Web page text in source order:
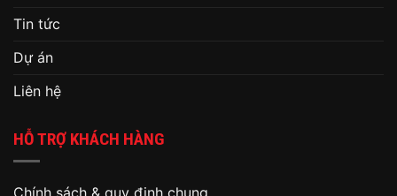
Tin tức
Dự án
Liên hệ
HỖ TRỢ KHÁCH HÀNG